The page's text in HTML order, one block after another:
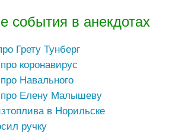
события в анекдотах
Грету Тунберг
коронавирус
Навального
Елену Малышеву
в Норильске
ручку